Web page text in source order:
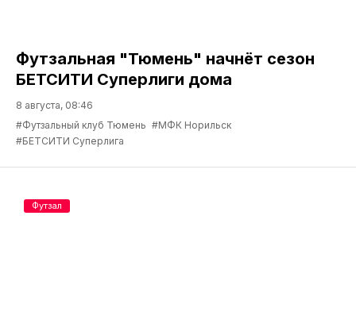
Футзальная "Тюмень" начнёт сезон
БЕТСИТИ Суперлиги дома
8 августа, 08:46
#Футзальный клуб Тюмень #МФК Норильск
#БЕТСИТИ Суперлига
Футзал